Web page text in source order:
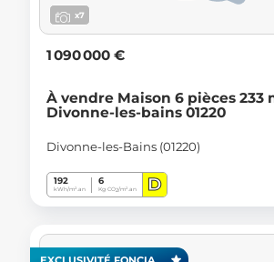
x7
1 090 000 €
À vendre Maison 6 pièces 233
Divonne-les-bains 01220
Divonne-les-Bains (01220)
192
kWh/m².an
6
Kg CO2/m².an D